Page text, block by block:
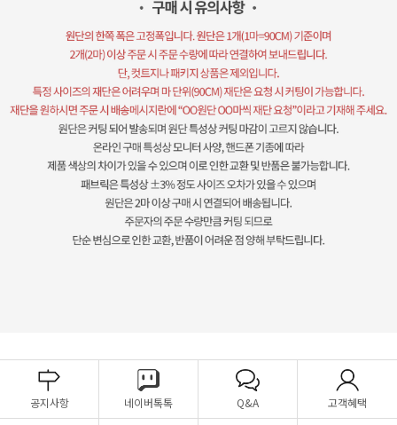
공지사항 네이버톡톡 Q&A 고객혜택